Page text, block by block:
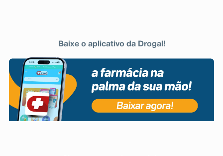
Baixe o aplicativo da Drogal!